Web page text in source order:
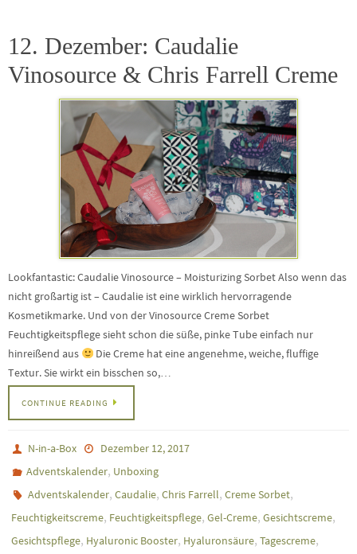
12. Dezember: Caudalie
Vinosource & Chris Farrell Creme
Lookfantastic: Caudalie Vinosource – Moisturizing Sorbet Also wenn das
nicht großartig ist – Caudalie ist eine wirklich hervorragende
Kosmetikmarke. Und von der Vinosource Creme Sorbet
Feuchtigkeitspflege sieht schon die süße, pinke Tube einfach nur
hinreißend aus
Die Creme hat eine angenehme, weiche, fluffige
Textur. Sie wirkt ein bisschen so,…
CONTINUE READING
N-in-a-Box
Dezember 12, 2017
Adventskalender, Unboxing
Adventskalender,Caudalie,Chris Farrell,Creme Sorbet,
Feuchtigkeitscreme, Feuchtigkeitspflege, Gel-Creme, Gesichtscreme,
Gesichtspflege, Hyaluronic Booster, Hyaluronsäure, Tagescreme,